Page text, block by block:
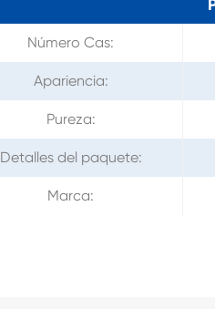
Número Cas:
Apariencia:
Pureza:
Detalles del paquete:
Marca: